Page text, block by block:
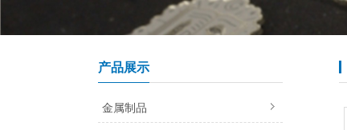
产品展示
金属制品